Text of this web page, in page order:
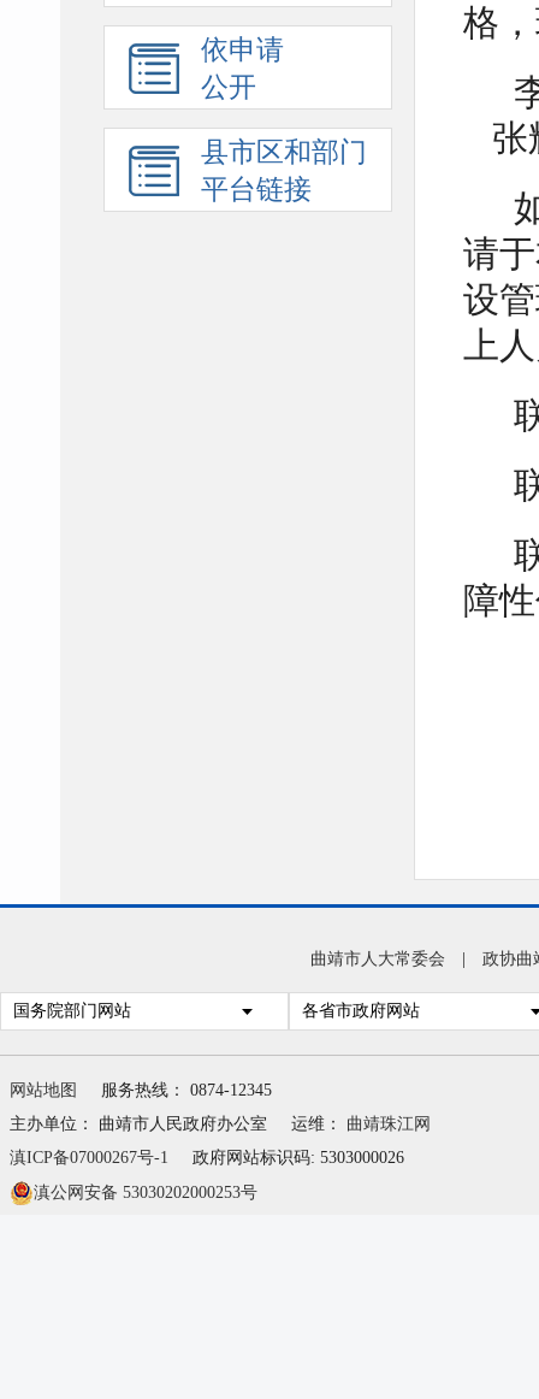
依申请
公开
县市区和部门
平台链接
格
张
请
设
上
障
曲靖市人大常委会 政协曲
国务院部门网站 各省市政府网站
网站地图
服务热线： 0874-12345
主办单位： 曲靖市人民政府办公室
运维： 曲靖珠江网
滇ICP备07000267号-1
政府网站标识码: 5303000026
滇公网安备 53030202000253号